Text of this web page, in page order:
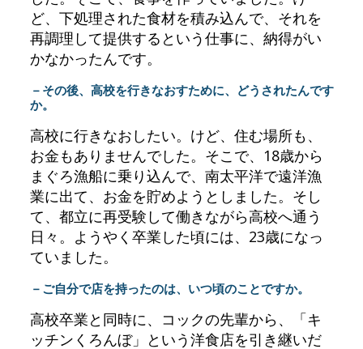
ど、下処理された食材を積み込んで、それを
再調理して提供するという仕事に、納得がい
かなかったんです。
－その後、高校を行きなおすために、どうされたんです
か。
高校に行きなおしたい。けど、住む場所も、
お金もありませんでした。そこで、18歳から
まぐろ漁船に乗り込んで、南太平洋で遠洋漁
業に出て、お金を貯めようとしました。そし
て、都立に再受験して働きながら高校へ通う
日々。ようやく卒業した頃には、23歳になっ
ていました。
－ご自分で店を持ったのは、いつ頃のことですか。
高校卒業と同時に、コックの先輩から、「キ
ッチンくろんぼ」という洋食店を引き継いだ